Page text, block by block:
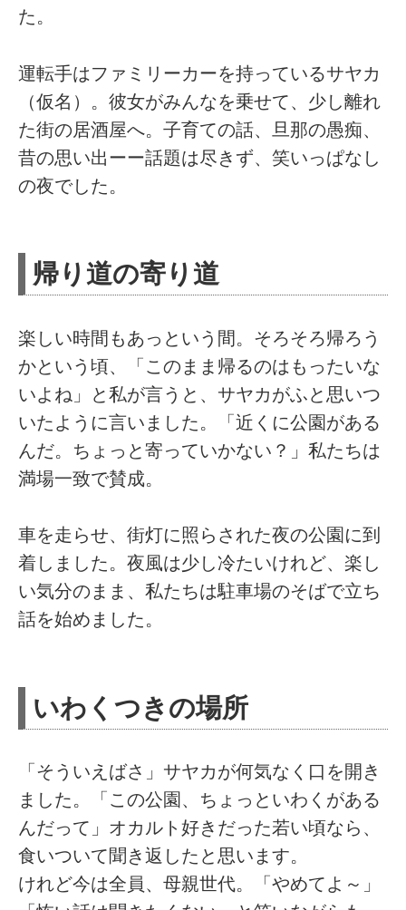
た。
運転手はファミリーカーを持っているサヤカ
（仮名）。彼女がみんなを乗せて、少し離れ
た街の居酒屋へ。子育ての話、旦那の愚痴、
昔の思い出ーー話題は尽きず、笑いっぱなし
の夜でした。
帰り道の寄り道
楽しい時間もあっという間。そろそろ帰ろう
かという頃、「このまま帰るのはもったいな
いよね」と私が言うと、サヤカがふと思いつ
いたように言いました。「近くに公園がある
んだ。ちょっと寄っていかない？」私たちは
満場一致で賛成。
車を走らせ、街灯に照らされた夜の公園に到
着しました。夜風は少し冷たいけれど、楽し
い気分のまま、私たちは駐車場のそばで立ち
話を始めました。
いわくつきの場所
「そういえばさ」サヤカが何気なく口を開き
ました。「この公園、ちょっといわくがある
んだって」オカルト好きだった若い頃なら、
食いついて聞き返したと思います。
けれど今は全員、母親世代。「やめてよ～」